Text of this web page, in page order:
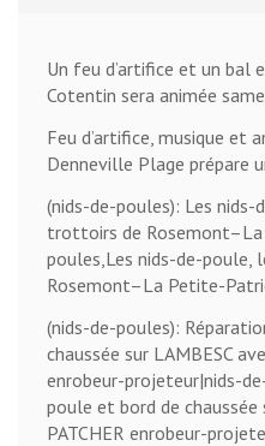
Un feu d’artifice et un bal
Cotentin sera animée
Feu d’artifice, musique et
Denneville Plage prépare
(nids-de-poules): Les
trottoirs de
poules,Les nids-de-
Rosemont–La Petite-
(nids-de-poules):
chaussée sur LAMBESC
enrobeur-projeteur|nids-
poule et bord de chaussée
PATCHER enrobeur-